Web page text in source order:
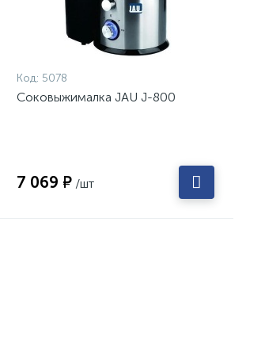
Код: 5078
Соковыжималка JAU J-800
7 069 ₽ /шт